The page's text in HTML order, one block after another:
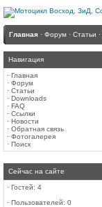
Главная · Форум · Статьи ·
Навигация
· Главная
· Форум
· Статьи
· Downloads
· FAQ
· Ссылки
· Новости
· Обратная связь
· Фотогалерея
· Поиск
Сейчас на сайте
· Гостей: 4
· Пользователей: 0